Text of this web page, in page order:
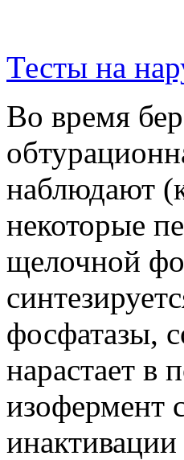
Тесты на
Во время
наблюдают
некоторые
щелочной
фосфатазы,
нарастает в
изофермент